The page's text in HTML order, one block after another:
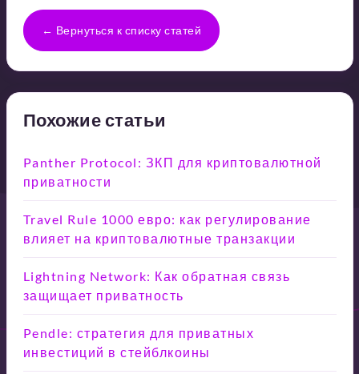
← Вернуться к списку статей
Похожие статьи
Panther Protocol: ЗКП для криптовалютной
приватности
Travel Rule 1000 евро: как регулирование
влияет на криптовалютные транзакции
Lightning Network: Как обратная связь
защищает приватность
Pendle: стратегия для приватных
инвестиций в стейблкоины